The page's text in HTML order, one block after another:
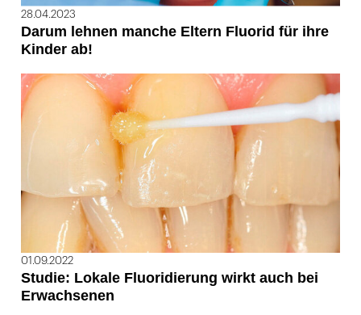
28.04.2023
Darum lehnen manche Eltern Fluorid für ihre
Kinder ab!
01.09.2022
Studie: Lokale Fluoridierung wirkt auch bei
Erwachsenen